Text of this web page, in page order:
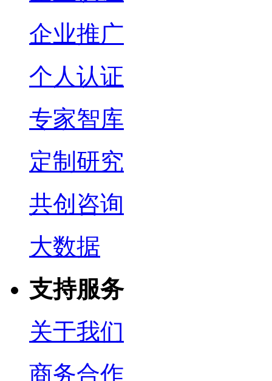
企业推广
个人认证
专家智库
定制研究
共创咨询
大数据
支持服务
关于我们
商务合作